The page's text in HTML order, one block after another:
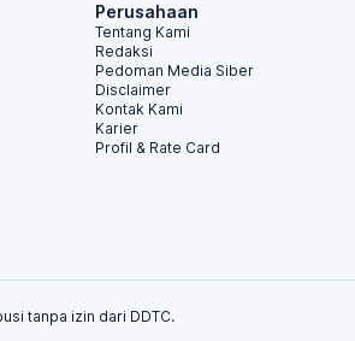
Perusahaan
Tentang Kami
Redaksi
Pedoman Media Siber
Disclaimer
Kontak Kami
Karier
Profil & Rate Card
tanpa izin dari DDTC.